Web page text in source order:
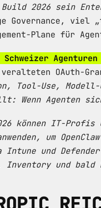
2026 sein
Governance,
Plane für
Schweizer
OAuth-
Tool-Use, Modell-
Wenn Agenten
können IT-Profis
um
Intune und
Inventory und bald